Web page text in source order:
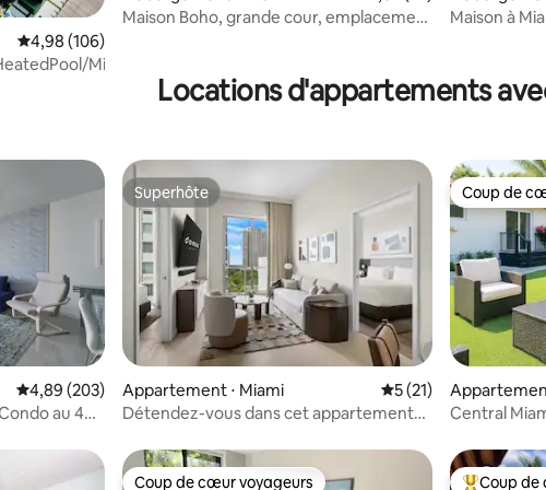
Évaluation moyenne sur la base de 106 commentaires : 4,98 sur 5
4,98 (106)
MiniGolf
Maison Boho, grande cour, emplacement
Maison à
Locations d'appartements
Évaluation moyenne sur la base de 203 commentaires : 4,89 sur 5
4,89 (203)
au 48e
Superhôte
Superhôte
Appartement ⋅ Miami Évaluation moyenne
5 (21)
Détendez-vous dans cet appartement
et vue sur le jardin
Coup de
Coup de
Central
Coup de cœur voyageurs Coup de